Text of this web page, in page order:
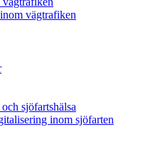
vägtrafiken
sjöfartshälsa
inom sjöfarten